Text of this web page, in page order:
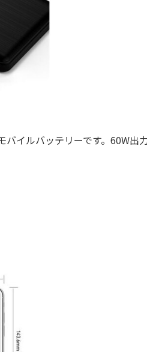
イルバッテリーです。60W出